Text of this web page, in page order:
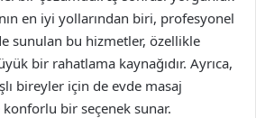
en iyi yollarından biri, profesyonel
sunulan bu hizmetler, özellikle
bir rahatlama kaynağıdır. Ayrıca,
bireyler için de evde masaj
bir seçenek sunar.